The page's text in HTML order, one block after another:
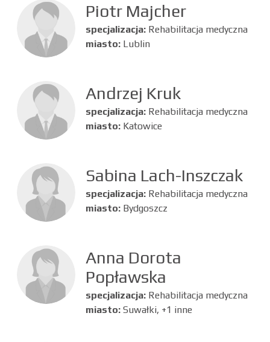
Piotr Majcher
specjalizacja: Rehabilitacja medyczna
miasto: Lublin
Andrzej Kruk
specjalizacja: Rehabilitacja medyczna
miasto: Katowice
Sabina Lach-Inszczak
specjalizacja: Rehabilitacja medyczna
miasto: Bydgoszcz
Anna Dorota
Popławska
specjalizacja: Rehabilitacja medyczna
miasto: Suwałki, +1 inne